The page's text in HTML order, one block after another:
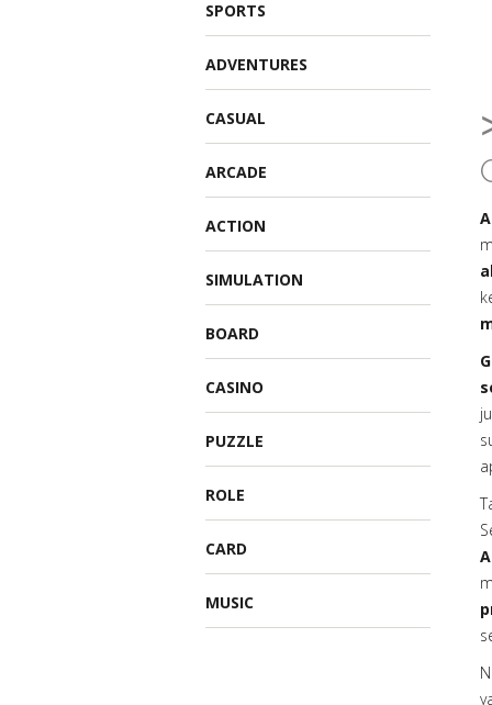
SPORTS
ADVENTURES
CASUAL
ARCADE
ACTION
SIMULATION
BOARD
CASINO
PUZZLE
ROLE
CARD
MUSIC